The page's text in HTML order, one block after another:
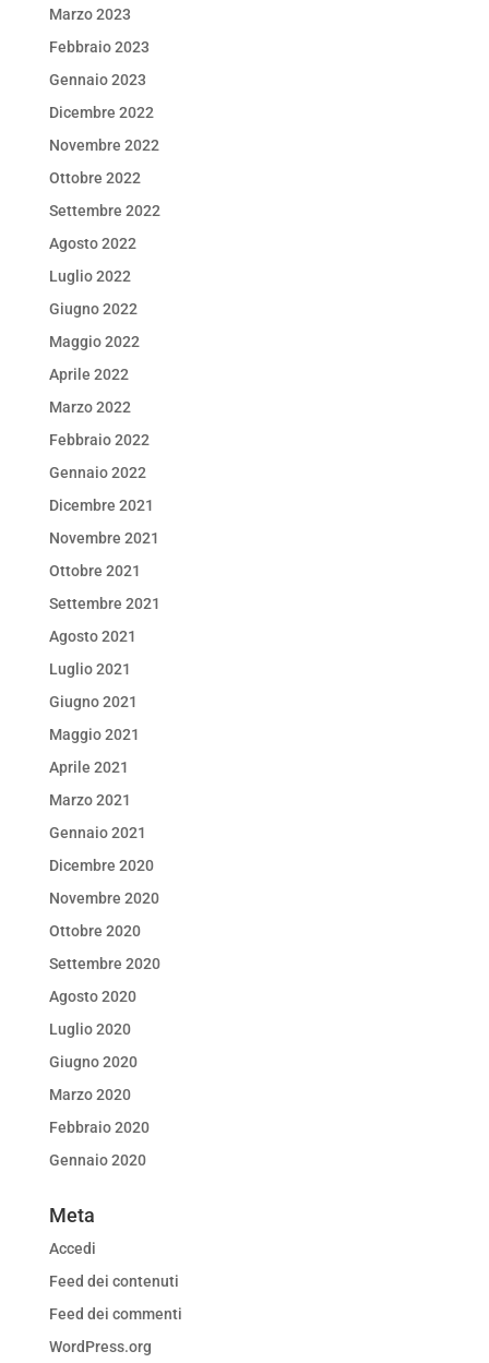
Marzo 2023
Febbraio 2023
Gennaio 2023
Dicembre 2022
Novembre 2022
Ottobre 2022
Settembre 2022
Agosto 2022
Luglio 2022
Giugno 2022
Maggio 2022
Aprile 2022
Marzo 2022
Febbraio 2022
Gennaio 2022
Dicembre 2021
Novembre 2021
Ottobre 2021
Settembre 2021
Agosto 2021
Luglio 2021
Giugno 2021
Maggio 2021
Aprile 2021
Marzo 2021
Gennaio 2021
Dicembre 2020
Novembre 2020
Ottobre 2020
Settembre 2020
Agosto 2020
Luglio 2020
Giugno 2020
Marzo 2020
Febbraio 2020
Gennaio 2020
Meta
Accedi
Feed dei contenuti
Feed dei commenti
WordPress.org